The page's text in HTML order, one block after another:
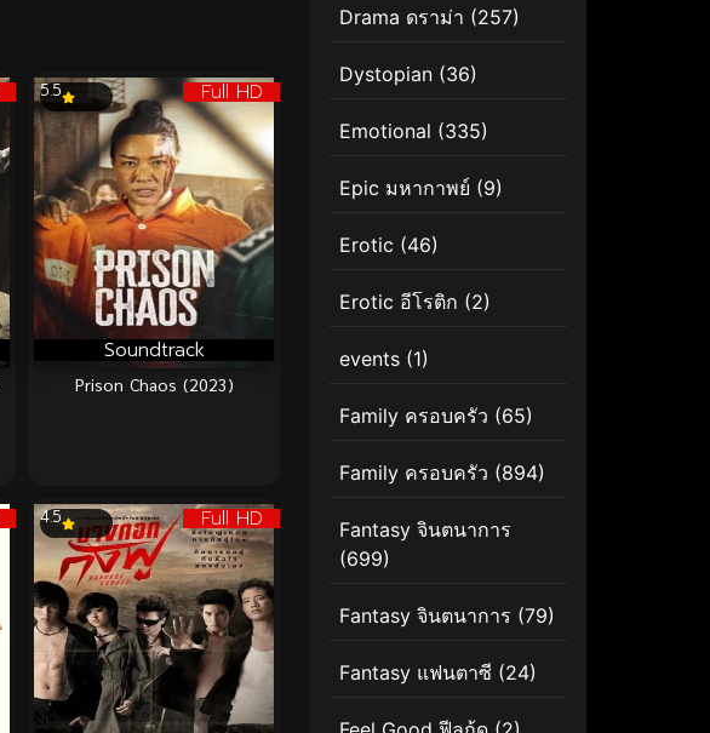
Full HD
Soundtrack
5.5
Prison Chaos (2023)
Full HD
4.5
Drama ดราม่า (257)
Dystopian (36)
Emotional (335)
Epic มหากาพย์ (9)
Erotic (46)
Erotic อีโรติก (2)
events (1)
Family ครอบครัว (65)
Family ครอบครัว (894)
Fantasy จินตนาการ
(699)
Fantasy จินตนาการ (79)
Fantasy แฟนตาซี (24)